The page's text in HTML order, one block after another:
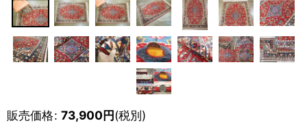
販売価格: 73,900円(税別)